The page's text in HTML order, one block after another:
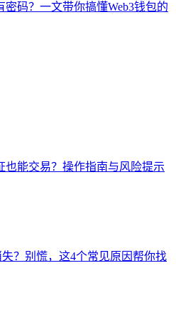
密码？一文带你搞懂Web3钱包的
也能交易？操作指南与风险提示
？别慌，这4个常见原因帮你找